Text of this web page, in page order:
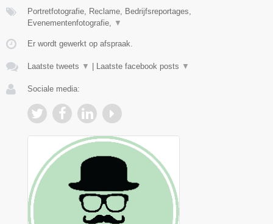
Portretfotografie, Reclame, Bedrijfsreportages,
Evenementenfotografie,
▼
Er wordt gewerkt op afspraak.
Laatste tweets ▼ Laatste facebook posts ▼
Sociale media: